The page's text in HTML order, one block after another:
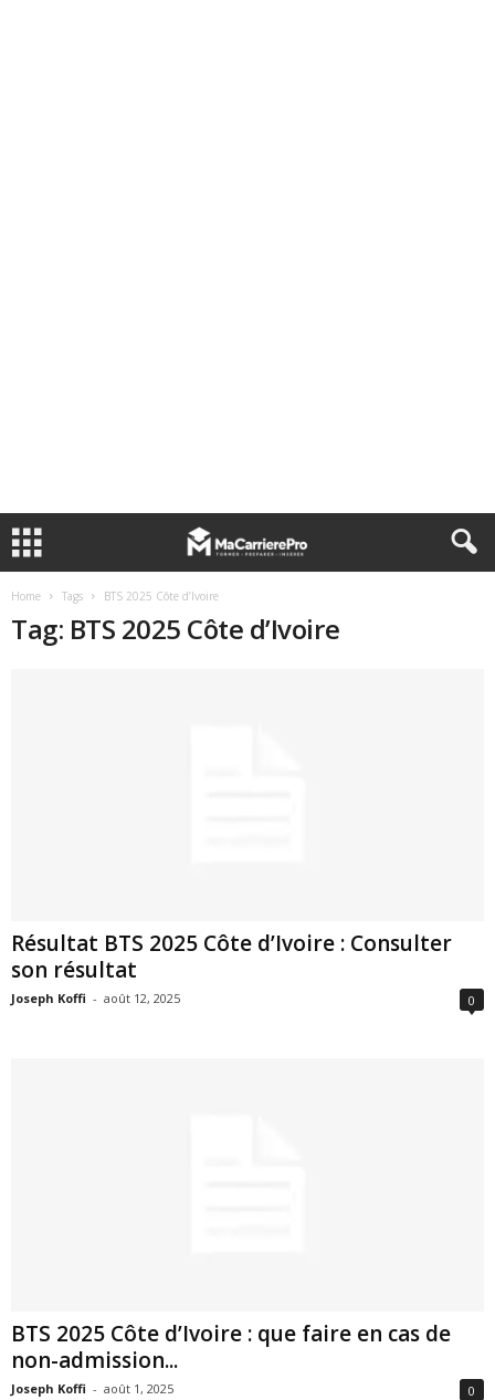
Home Tags BTS 2025 Côte d’Ivoire
Tag: BTS 2025 Côte d’Ivoire
Résultat BTS 2025 Côte d’Ivoire : Consulter
son résultat
Joseph Koffi - août 12, 2025 0
BTS 2025 Côte d’Ivoire : que faire en cas de
non-admission...
Joseph Koffi - août 1, 2025 0